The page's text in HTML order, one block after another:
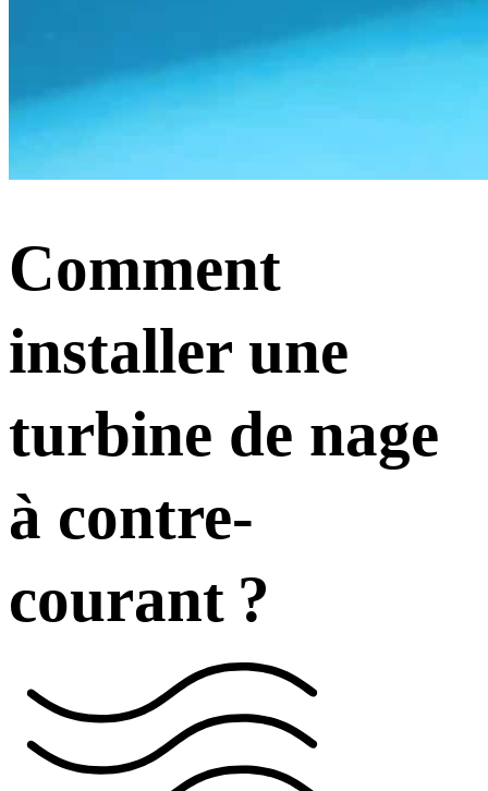
Comment
installer une
turbine de nage
à contre-
courant ?